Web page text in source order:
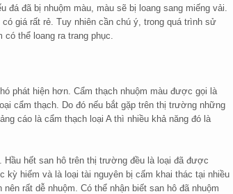
đã bị nhuộm màu, màu sẽ bị loang sang miếng vải.
giá rất rẻ. Tuy nhiên cần chú ý, trong quá trình sử
thể loang ra trang phục.
phát hiện hơn. Cẩm thạch nhuộm màu được gọi là
cẩm thạch. Do đó nếu bắt gặp trên thị trường những
cáo là cẩm thạch loại A thì nhiều khả năng đó là
hết san hô trên thị trường đều là loại đã được
kỳ hiếm và là loại tài nguyên bị cấm khai thác tại nhiều
rất dễ nhuộm. Có thể nhận biết san hô đã nhuộm